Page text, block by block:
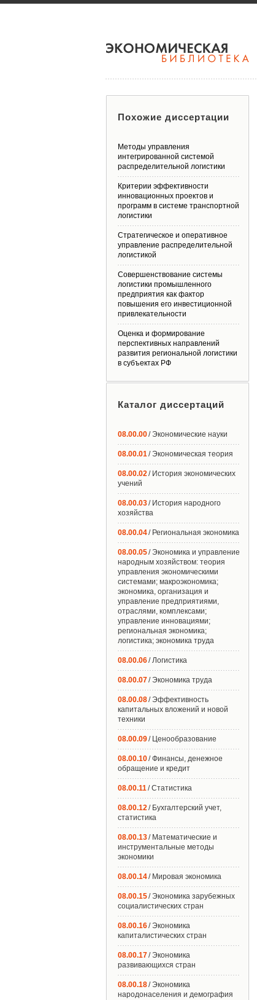
Похожие диссертации
Методы управления
интегрированной системой
распределительной логистики
Критерии эффективности
инновационных проектов и
программ в системе транспортной
логистики
Стратегическое и оперативное
управление распределительной
логистикой
Совершенствование системы
логистики промышленного
предприятия как фактор
повышения его инвестиционной
привлекательности
Оценка и формирование
перспективных направлений
развития региональной логистики
в субъектах РФ
Каталог диссертаций
08.00.00/ Экономические науки
08.00.01/ Экономическая теория
08.00.02/ История экономических
учений
08.00.03/ История народного
хозяйства
08.00.04/ Региональная экономика
08.00.05/ Экономика и управление
народным хозяйством: теория
управления экономическими
системами; макроэкономика;
экономика, организация и
управление предприятиями,
отраслями, комплексами;
управление инновациями;
региональная экономика;
логистика; экономика труда
08.00.06/ Логистика
08.00.07/ Экономика труда
08.00.08/ Эффективность
капитальных вложений и новой
техники
08.00.09/ Ценообразование
08.00.10/ Финансы, денежное
обращение и кредит
08.00.11/ Статистика
08.00.12/ Бухгалтерский учет,
статистика
08.00.13/ Математические и
инструментальные методы
экономики
08.00.14/ Мировая экономика
08.00.15/ Экономика зарубежных
социалистических стран
08.00.16/ Экономика
капиталистических стран
08.00.17/ Экономика
развивающихся стран
08.00.18/ Экономика
народонаселения и демография